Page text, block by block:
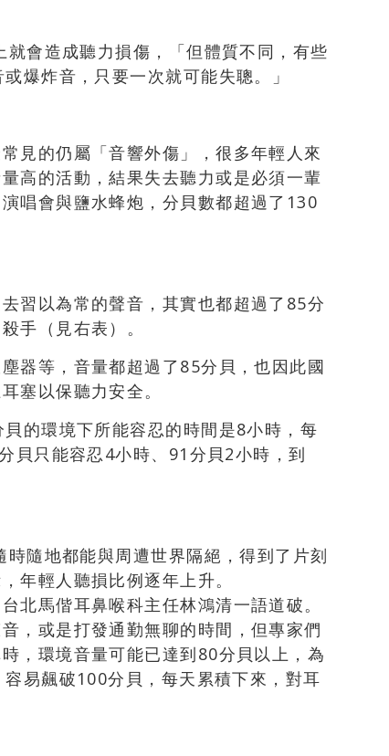
會造成聽力損傷，「但體質不同，有些
爆炸音，只要一次就可能失聰。」
見的仍屬「音響外傷」，很多年輕人來
高的活動，結果失去聽力或是必須一輩
唱會與鹽水蜂炮，分貝數都超過了130
習以為常的聲音，其實也都超過了85分
手（見右表）。
器等，音量都超過了85分貝，也因此國
塞以保聽力安全。
的環境下所能容忍的時間是8小時，每
貝只能容忍4小時、91分貝2小時，到
隨地都能與周遭世界隔絕，得到了片刻
年輕人聽損比例逐年上升。
北馬偕耳鼻喉科主任林鴻清一語道破。
，或是打發通勤無聊的時間，但專家們
，環境音量可能已達到80分貝以上，為
易飆破100分貝，每天累積下來，對耳